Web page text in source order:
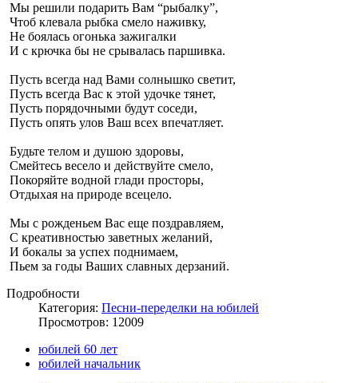
Мы решили подарить Вам “рыбалку”,
Чтоб клевала рыбка смело наживку,
Не боялась огонька зажигалки
И с крючка бы не срывалась паршивка.
Пусть всегда над Вами солнышко светит,
Пусть всегда Вас к этой удочке тянет,
Пусть порядочными будут соседи,
Пусть опять улов Ваш всех впечатляет.
Будьте телом и душою здоровы,
Смейтесь весело и действуйте смело,
Покоряйте водной глади просторы,
Отдыхая на природе всецело.
Мы с рожденьем Вас еще поздравляем,
С креативностью заветных желаний,
И бокалы за успех поднимаем,
Пьем за годы Ваших славных дерзаний.
Подробности
Категория: Песни-переделки на юбилей
Просмотров: 12009
юбилей 60 лет
юбилей начальник